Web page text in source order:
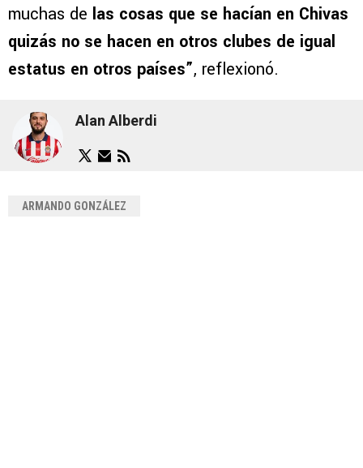
muchas de las cosas que se hacían en Chivas
quizás no se hacen en otros clubes de igual
estatus en otros países”, reflexionó.
Alan Alberdi
ARMANDO GONZÁLEZ